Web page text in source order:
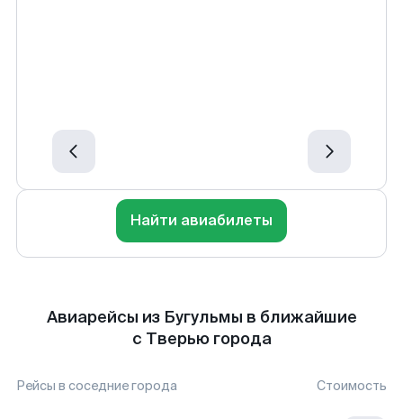
Найти авиабилеты
Авиарейсы из Бугульмы в ближайшие
с Тверью города
Рейсы в соседние города Стоимость